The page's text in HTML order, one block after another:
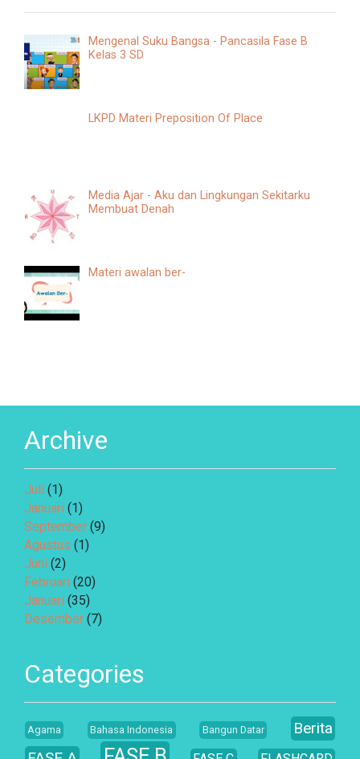
Mengenal Suku Bangsa - Pancasila Fase B
Kelas 3 SD
LKPD Materi Preposition Of Place
Media Ajar - Aku dan Lingkungan Sekitarku
Membuat Denah
Materi awalan ber-
Archive
Juli (1)
Januari (1)
September (9)
Agustus (1)
Juni (2)
Februari (20)
Januari (35)
Desember (7)
Categories
Agama Bahasa Indonesia Bangun Datar
Berita